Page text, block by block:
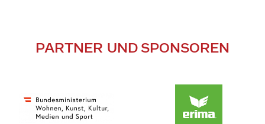
PARTNER UND SPONSOREN